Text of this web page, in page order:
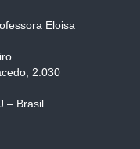
Eloisa
2.030
– Brasil